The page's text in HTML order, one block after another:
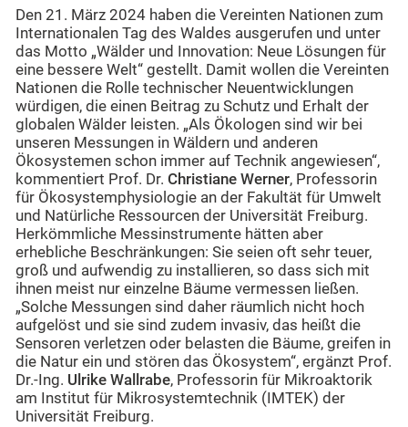
Den 21. März 2024 haben die Vereinten Nationen zum
Internationalen Tag des Waldes ausgerufen und unter
das Motto „Wälder und Innovation: Neue Lösungen für
eine bessere Welt“ gestellt. Damit wollen die Vereinten
Nationen die Rolle technischer Neuentwicklungen
würdigen, die einen Beitrag zu Schutz und Erhalt der
globalen Wälder leisten. „Als Ökologen sind wir bei
unseren Messungen in Wäldern und anderen
Ökosystemen schon immer auf Technik angewiesen“,
kommentiert Prof. Dr. Christiane Werner, Professorin
für Ökosystemphysiologie an der Fakultät für Umwelt
und Natürliche Ressourcen der Universität Freiburg.
Herkömmliche Messinstrumente hätten aber
erhebliche Beschränkungen: Sie seien oft sehr teuer,
groß und aufwendig zu installieren, so dass sich mit
ihnen meist nur einzelne Bäume vermessen ließen.
„Solche Messungen sind daher räumlich nicht hoch
aufgelöst und sie sind zudem invasiv, das heißt die
Sensoren verletzen oder belasten die Bäume, greifen in
die Natur ein und stören das Ökosystem“, ergänzt Prof.
Dr.-Ing. Ulrike Wallrabe, Professorin für Mikroaktorik
am Institut für Mikrosystemtechnik (IMTEK) der
Universität Freiburg.